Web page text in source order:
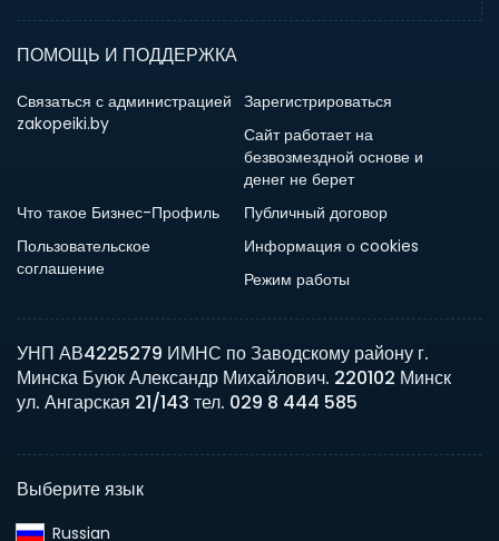
ПОМОЩЬ И ПОДДЕРЖКА
Связаться с администрацией
zakopeiki.by
Зарегистрироваться
Сайт работает на
безвозмездной основе и
денег не берет
Что такое Бизнес-Профиль
Публичный договор
Пользовательское
соглашение
Информация о cookies
Режим работы
УНП АВ4225279 ИМНС по Заводскому району г.
Минска Буюк Александр Михайлович. 220102 Минск
ул. Ангарская 21/143 тел. 029 8 444 585
Выберите язык
Russian‎